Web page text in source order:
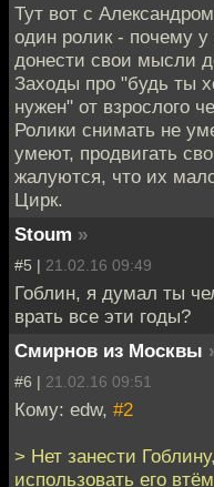
Тут вот с
один ролик - почему у
донести свои мысли
Заходы про "будь ты
нужен" от взрослого
Ролики снимать не
умеют, продвигать
жалуются, что их
Цирк.
Stoum »
#5 | 21.02.16 09:49
Гоблин, я думал ты
врать все эти годы?
Смирнов из Москвы
#6 | 21.02.16 09:51
Кому: edw, #2
> Нет занести
использовать его